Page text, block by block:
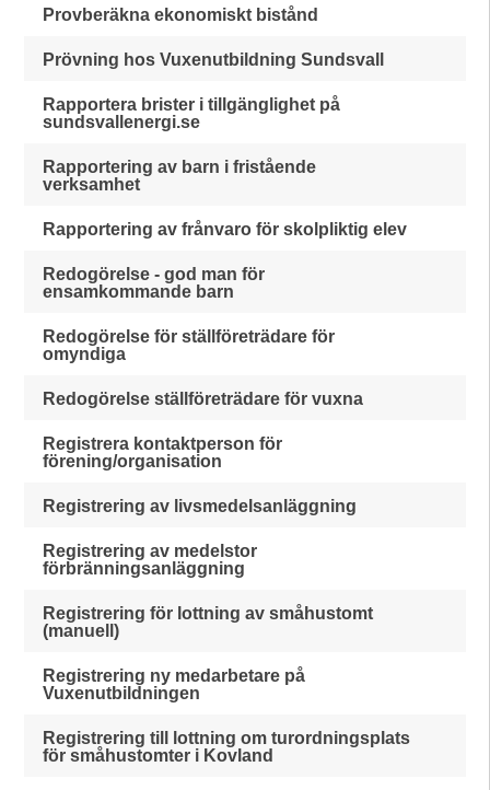
Provberäkna ekonomiskt bistånd
Prövning hos Vuxenutbildning Sundsvall
Rapportera brister i tillgänglighet på
sundsvallenergi.se
Rapportering av barn i fristående
verksamhet
Rapportering av frånvaro för skolpliktig elev
Redogörelse - god man för
ensamkommande barn
Redogörelse för ställföreträdare för
omyndiga
Redogörelse ställföreträdare för vuxna
Registrera kontaktperson för
förening/organisation
Registrering av livsmedelsanläggning
Registrering av medelstor
förbränningsanläggning
Registrering för lottning av småhustomt
(manuell)
Registrering ny medarbetare på
Vuxenutbildningen
Registrering till lottning om turordningsplats
för småhustomter i Kovland